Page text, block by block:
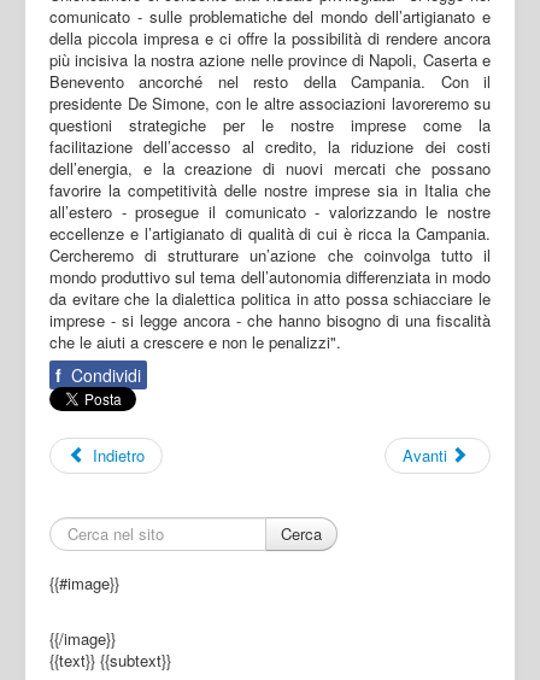
comunicato - sulle problematiche del mondo dell’artigianato e
della piccola impresa e ci offre la possibilità di rendere ancora
più incisiva la nostra azione nelle province di Napoli, Caserta e
Benevento ancorché nel resto della Campania. Con il
presidente De Simone, con le altre associazioni lavoreremo su
questioni strategiche per le nostre imprese come la
facilitazione dell’accesso al credito, la riduzione dei costi
dell’energia, e la creazione di nuovi mercati che possano
favorire la competitività delle nostre imprese sia in Italia che
all’estero - prosegue il comunicato - valorizzando le nostre
eccellenze e l’artigianato di qualità di cui è ricca la Campania.
Cercheremo di strutturare un’azione che coinvolga tutto il
mondo produttivo sul tema dell’autonomia differenziata in modo
da evitare che la dialettica politica in atto possa schiacciare le
imprese - si legge ancora - che hanno bisogno di una fiscalità
che le aiuti a crescere e non le penalizzi".
f Condividi
Indietro Avanti
Cerca
{{#image}}
{{/image}}
{{text}} {{subtext}}